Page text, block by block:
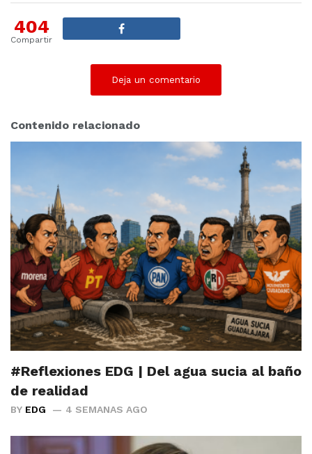
404
Compartir
Deja un comentario
Contenido relacionado
#Reflexiones EDG | Del agua sucia al baño
de realidad
BY EDG 4 SEMANAS AGO